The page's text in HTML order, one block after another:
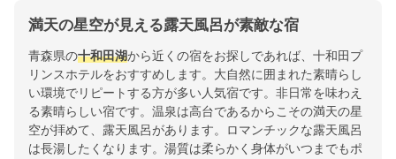
満天の星空が見える露天風呂が素敵な宿
青森県の十和田湖から近くの宿をお探しであれば、十和田プ
リンスホテルをおすすめします。大自然に囲まれた素晴らし
い環境でリピートする方が多い人気宿です。非日常を味わえ
る素晴らしい宿です。温泉は高台であるからこその満天の星
空が拝めて、露天風呂があります。ロマンチックな露天風呂
は長湯したくなります。湯質は柔らかく身体がいつまでもポ